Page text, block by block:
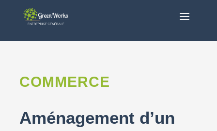
COMMERCE
Aménagement d’un